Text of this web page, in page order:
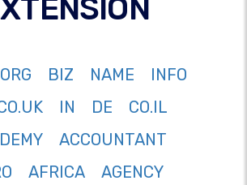
ORG BIZ NAME
INFO
IN DE
CO.IL
ACCOUNTANT
AFRICA
AGENCY